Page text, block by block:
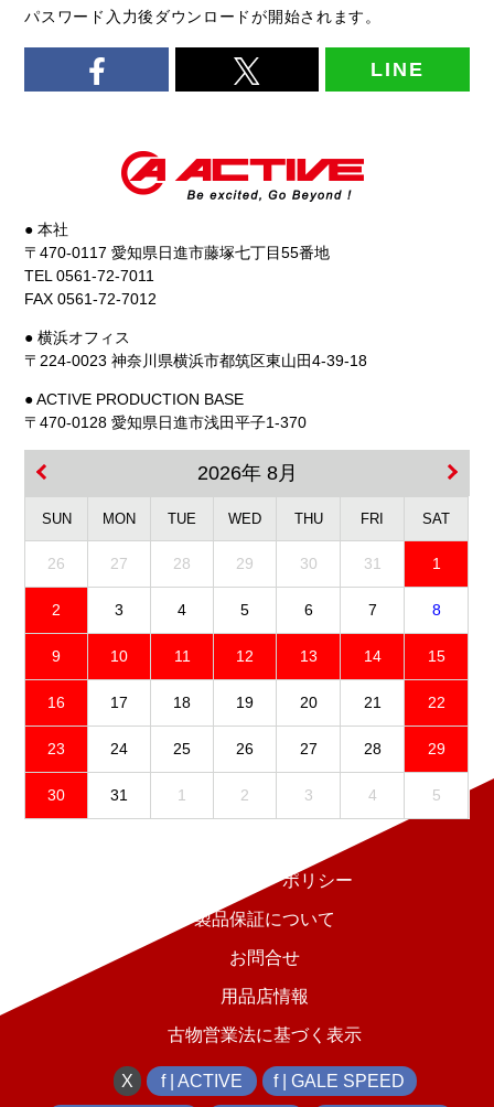
パスワード入力後ダウンロードが開始されます。
LINE
● 本社
〒470-0117 愛知県日進市藤塚七丁目55番地
TEL 0561-72-7011
FAX 0561-72-7012
● 横浜オフィス
〒224-0023 神奈川県横浜市都筑区東山田4-39-18
● ACTIVE PRODUCTION BASE
〒470-0128 愛知県日進市浅田平子1-370
2026年 8月
SUN MON TUE WED THU FRI SAT
26 27 28 29 30 31 1
2 3 4 5 6 7 8
9 10 11 12 13 14 15
16 17 18 19 20 21 22
23 24 25 26 27 28 29
30 31 1 2 3 4 5
プライバシーポリシー
製品保証について
お問合せ
用品店情報
古物営業法に基づく表示
X f | ACTIVE f | GALE SPEED